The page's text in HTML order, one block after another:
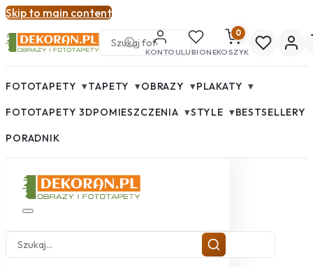
Skip to main content
KONTOULUBIONE
0
KOSZYK
FOTOTAPETY ▾TAPETY ▾OBRAZY ▾PLAKATY ▾
FOTOTAPETY 3DPOMIESZCZENIA ▾STYLE ▾BESTSELLERY
PORADNIK